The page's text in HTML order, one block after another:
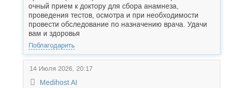
очный прием к доктору для сбора анамнеза,
проведения тестов, осмотра и при необходимости
провести обследование по назначению врача. Удачи
вам и здоровья
Поблагодарить
14 Июля 2026, 20:17
Medihost AI